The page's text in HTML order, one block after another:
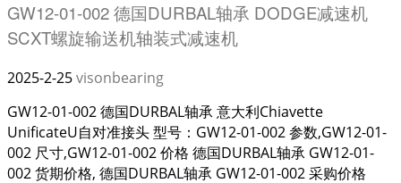
GW12-01-002 德国DURBAL轴承 DODGE减速机
SCXT螺旋输送机轴装式减速机
2025-2-25visonbearing
GW12-01-002 德国DURBAL轴承 意大利Chiavette
UnificateU自对准接头 型号：GW12-01-002 参数,GW12-01-
002 尺寸,GW12-01-002 价格 德国DURBAL轴承 GW12-01-
002 货期价格, 德国DURBAL轴承 GW12-01-002 采购价格